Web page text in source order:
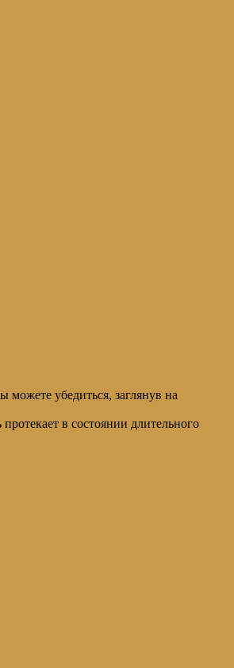
убедиться, заглянув на
в состоянии длительного